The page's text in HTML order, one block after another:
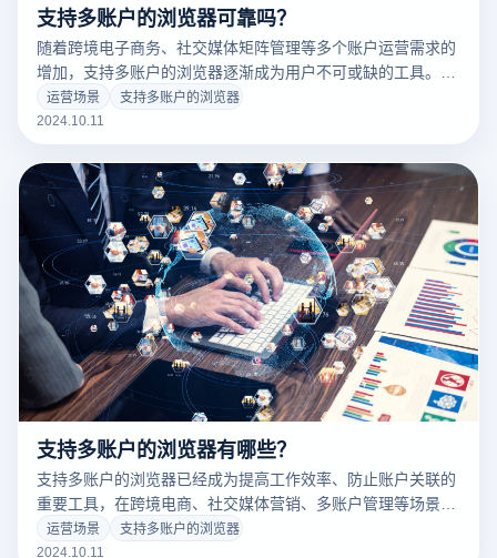
支持多账户的浏览器可靠吗？
随着跨境电子商务、社交媒体矩阵管理等多个账户运营需求的
增加，支持多账户的浏览器逐渐成为用户不可或缺的工具。这
种浏览器一般具有独立的指纹环境、防关联技术和多开功能，
可以有效防止账户关联和禁止风险。但用户在选择这些浏览器
的浏览器是否真的可靠，取决于它在实际应用中的表现，包括
是否真的可以避免平台检查，账户是否可以长期稳定运行。本
文将通过对潜在用户的选择进行分析。
运营场景
支持多账户的浏览器
2024.10.11
支持多账户的浏览器有哪些？
支持多账户的浏览器已经成为提高工作效率、防止账户关联的
重要工具，在跨境电商、社交媒体营销、多账户管理等场景
下。多账户浏览器可以让用户在同一个设备上同时登录多个账
户，而不用担心平台的关联检验，这对矩阵营销、外贸推广、
运营场景
支持多账户的浏览器
2024.10.11